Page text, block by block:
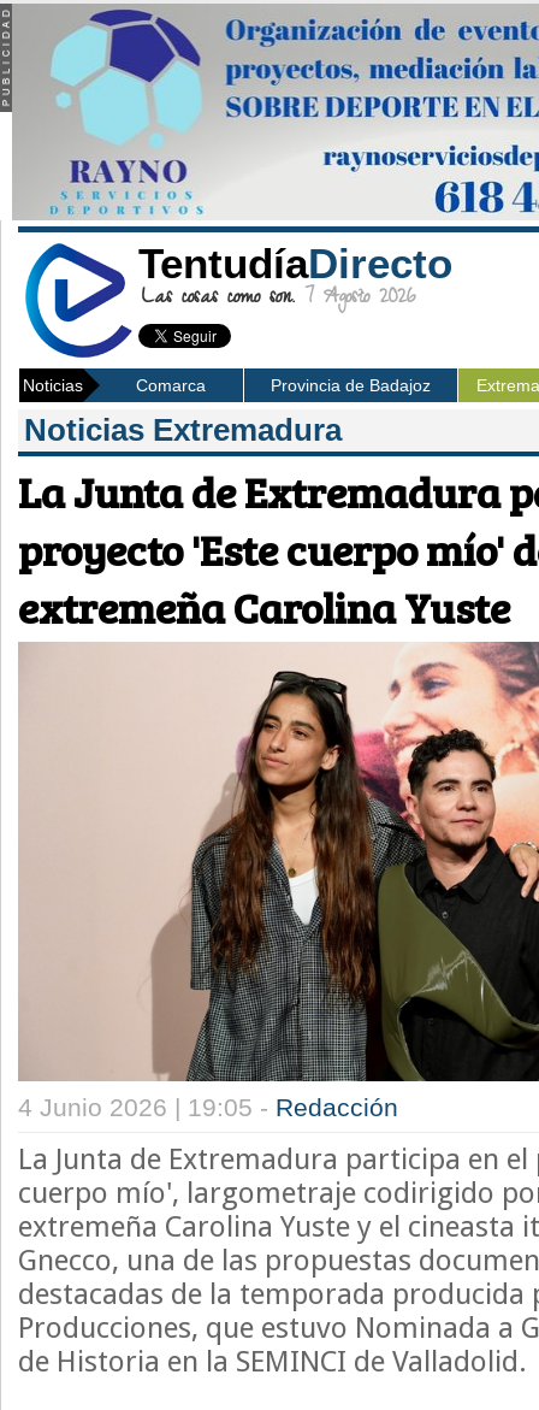
TentudíaDirecto
Las cosas como son. 7 Agosto 2026
Noticias Comarca Provincia de Badajoz
Noticias Extremadura
La Junta de Extremadura
proyecto 'Este cuerpo mío'
extremeña Carolina Yuste
4 Junio 2026 | 19:05 - Redacción
La Junta de Extremadura participa en el
cuerpo mío', largometraje codirigido
extremeña Carolina Yuste y el cineasta
Gnecco, una de las propuestas
destacadas de la temporada producida
Producciones, que estuvo Nominada a
de Historia en la SEMINCI de Valladolid.